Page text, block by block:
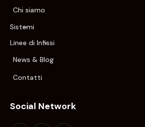
Chi siamo
Sistemi
Linee di Infissi
News & Blog
Contatti
Social Network